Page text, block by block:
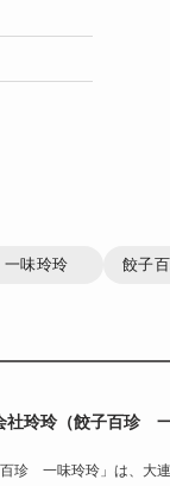
味玲玲 餃子
社玲玲（餃子百珍 一
百珍 一味玲玲」は、大